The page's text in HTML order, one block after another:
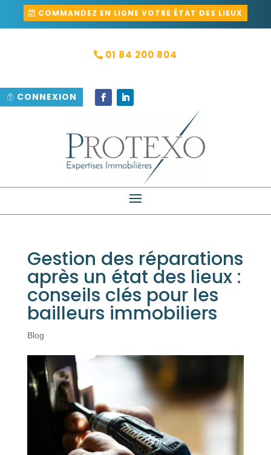
COMMANDEZ EN LIGNE VOTRE ÉTAT DES LIEUX
01 84 200 804
CONNEXION
Gestion des réparations
après un état des lieux :
conseils clés pour les
bailleurs immobiliers
Blog